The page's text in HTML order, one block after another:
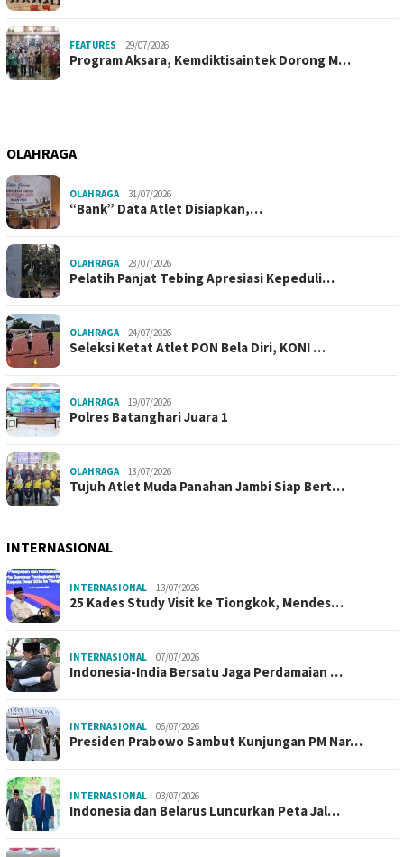
FEATURES 29/07/2026
Program Aksara, Kemdiktisaintek Dorong M…
OLAHRAGA
OLAHRAGA 31/07/2026
“Bank” Data Atlet Disiapkan,…
OLAHRAGA 28/07/2026
Pelatih Panjat Tebing Apresiasi Kepeduli…
OLAHRAGA 24/07/2026
Seleksi Ketat Atlet PON Bela Diri, KONI …
OLAHRAGA 19/07/2026
Polres Batanghari Juara 1
OLAHRAGA 18/07/2026
Tujuh Atlet Muda Panahan Jambi Siap Bert…
INTERNASIONAL
INTERNASIONAL 13/07/2026
25 Kades Study Visit ke Tiongkok, Mendes…
INTERNASIONAL 07/07/2026
Indonesia-India Bersatu Jaga Perdamaian …
INTERNASIONAL 06/07/2026
Presiden Prabowo Sambut Kunjungan PM Nar…
INTERNASIONAL 03/07/2026
Indonesia dan Belarus Luncurkan Peta Jal…